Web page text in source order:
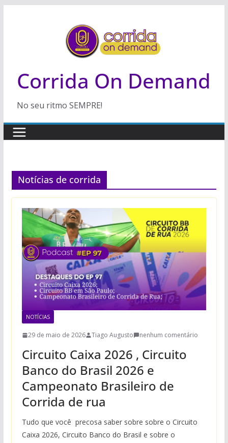
Corrida On Demand
No seu ritmo SEMPRE!
Notícias de corrida
NOTÍCIAS
29 de maio de 2026 Tiago Augusto nenhum comentário
Circuito Caixa 2026 , Circuito
Banco do Brasil 2026 e
Campeonato Brasileiro de
Corrida de rua
Tudo que você precosa saber sobre sobre o Circuito
Caixa 2026, Circuito Banco do Brasil e sobre o